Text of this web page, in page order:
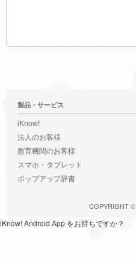
製品・サービス
iKnow!
法人のお客様
教育機関のお客様
スマホ・タブレット
ポップアップ辞書
COPYRIGHT ©
iKnow! Android App をお持ちですか？